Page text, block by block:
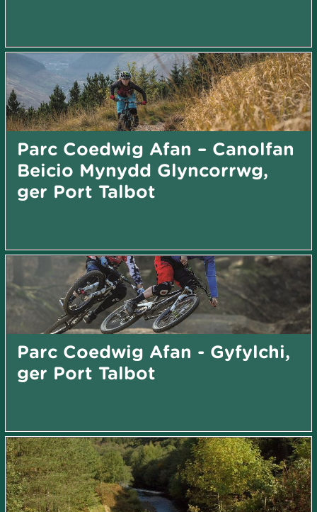
Parc Coedwig Afan – Canolfan
Beicio Mynydd Glyncorrwg,
ger Port Talbot
Parc Coedwig Afan - Gyfylchi,
ger Port Talbot